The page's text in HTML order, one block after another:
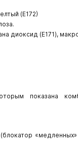
(Е172)
диоксид (E171),
показана